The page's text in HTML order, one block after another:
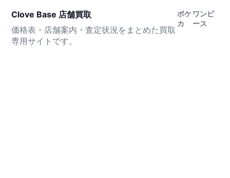
Clove Base 店舗買取
価格表・店舗案内・査定状況をまとめた買取
専用サイトです。
ポケ
カ
ワンピ
ース